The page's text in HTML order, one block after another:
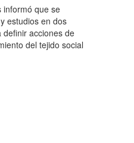
informó que se
estudios en dos
definir acciones de
del tejido social